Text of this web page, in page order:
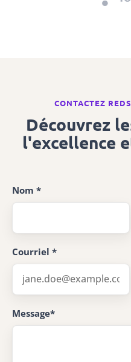
CONTACTEZ
Découvrez
l'excellence
Nom *
Courriel *
Message*